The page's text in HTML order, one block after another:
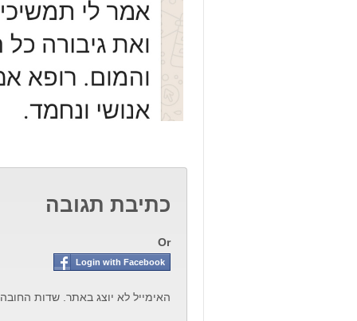
כתיבת תגובה
Or
Login with Facebook
האימייל לא יוצג באתר. שדות